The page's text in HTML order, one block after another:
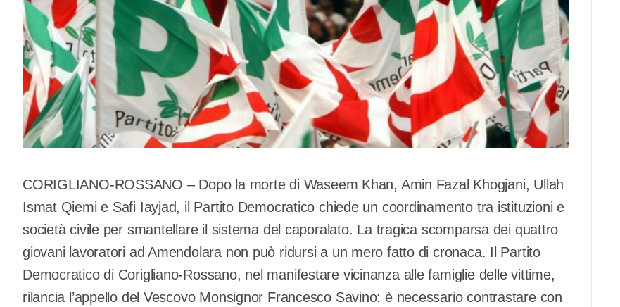
CORIGLIANO-ROSSANO – Dopo la morte di Waseem Khan, Amin Fazal Khogjani, Ullah
Ismat Qiemi e Safi Iayjad, il Partito Democratico chiede un coordinamento tra istituzioni e
società civile per smantellare il sistema del caporalato. La tragica scomparsa dei quattro
giovani lavoratori ad Amendolara non può ridursi a un mero fatto di cronaca. Il Partito
Democratico di Corigliano-Rossano, nel manifestare vicinanza alle famiglie delle vittime,
rilancia l’appello del Vescovo Monsignor Francesco Savino: è necessario contrastare con